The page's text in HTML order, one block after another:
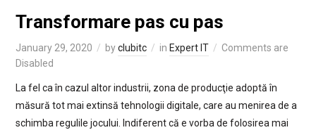
Transformare pas cu pas
January 29, 2020 byclubitc in Expert IT
Comments are
Disabled
La fel ca în cazul altor industrii, zona de producţie adoptă în
măsură tot mai extinsă tehnologii digitale, care au menirea de a
schimba regulile jocului. Indiferent că e vorba de folosirea mai